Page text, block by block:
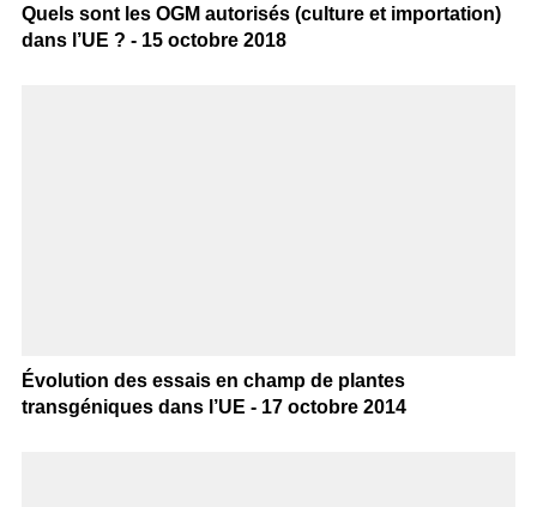
Quels sont les OGM autorisés (culture et importation)
dans l’UE ? - 15 octobre 2018
Évolution des essais en champ de plantes
transgéniques dans l’UE - 17 octobre 2014